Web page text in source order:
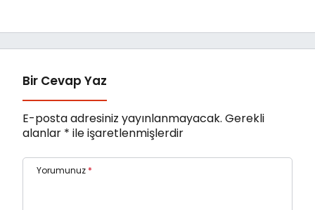
Bir Cevap Yaz
E-posta adresiniz yayınlanmayacak. Gerekli
alanlar * ile işaretlenmişlerdir
Yorumunuz *